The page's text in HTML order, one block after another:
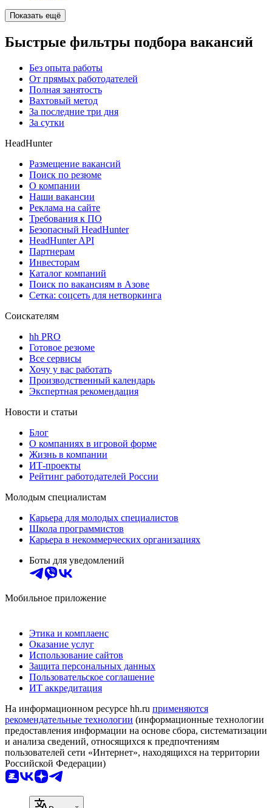
Показать ещё
Быстрые фильтры подбора вакансий
Без опыта работы
От прямых работодателей
Полная занятость
Вахтовый метод
За последние три дня
За сутки
HeadHunter
Размещение вакансий
Поиск по резюме
О компании
Наши вакансии
Реклама на сайте
Требования к ПО
Безопасный HeadHunter
HeadHunter API
Партнерам
Инвесторам
Каталог компаний
Поиск по вакансиям в Азове
Сетка: соцсеть для нетворкинга
Соискателям
hh PRO
Готовое резюме
Все сервисы
Хочу у вас работать
Производственный календарь
Экспертная рекомендация
Новости и статьи
Блог
О компаниях в игровой форме
Жизнь в компании
ИТ-проекты
Рейтинг работодателей России
Молодым специалистам
Карьера для молодых специалистов
Школа программистов
Карьера в некоммерческих организациях
Боты для уведомлений
Мобильное приложение
Этика и комплаенс
Оказание услуг
Использование сайтов
Защита персональных данных
Пользовательское соглашение
ИТ аккредитация
На информационном ресурсе hh.ru применяются
рекомендательные технологии (информационные технологии
предоставления информации на основе сбора, систематизации
и анализа сведений, относящихся к предпочтениям
пользователей сети «Интернет», находящихся на территории
Российской Федерации)